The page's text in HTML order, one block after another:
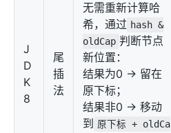
J
D
K
8
尾
插
法
无需重新计算哈
希，通过 hash &
oldCap 判断节点
新位置：
结果为0 → 留在
原下标；
结果非0 → 移动
到
原下标 + oldCa